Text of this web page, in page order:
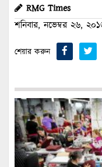
RMG Times
শনিবার, নভেম্বর ২৬,
শেয়ার করুন